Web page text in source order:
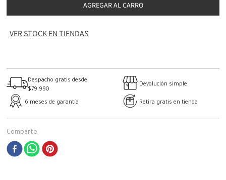
AGREGAR AL CARRO
VER STOCK EN TIENDAS
Despacho gratis desde
$79.990
Devolución simple
6 meses de garantía Retira gratis en tienda
Comparte